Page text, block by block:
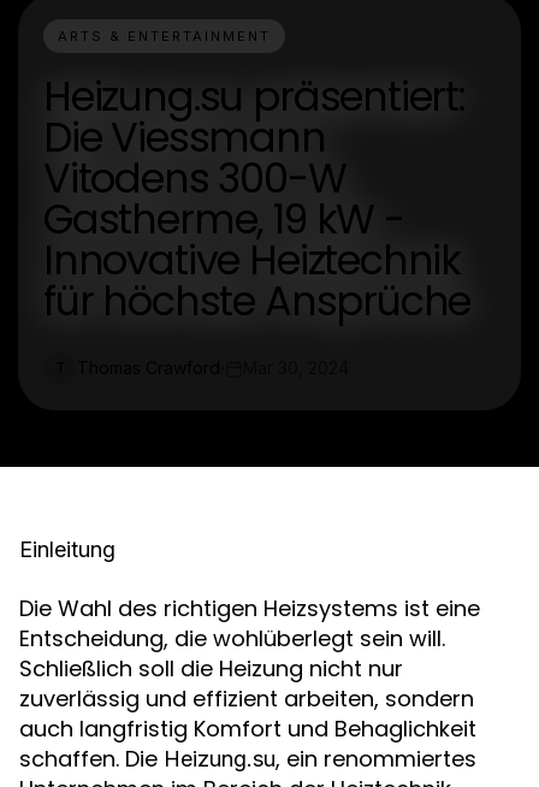
ARTS & ENTERTAINMENT
Heizung.su präsentiert:
Die Viessmann
Vitodens 300-W
Gastherme, 19 kW -
Innovative Heiztechnik
für höchste Ansprüche
Einleitung
Die Wahl des richtigen Heizsystems ist eine
Entscheidung, die wohlüberlegt sein will.
Schließlich soll die Heizung nicht nur
zuverlässig und effizient arbeiten, sondern
auch langfristig Komfort und Behaglichkeit
schaffen. Die Heizung.su, ein renommiertes